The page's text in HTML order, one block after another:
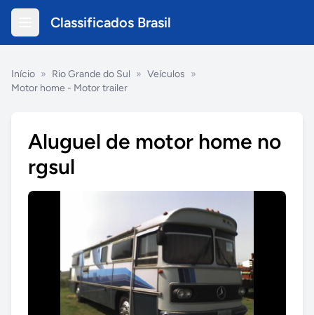
Classificados Brasil
Início » Rio Grande do Sul » Veículos »
Motor home - Motor trailer
Aluguel de motor home no
rgsul